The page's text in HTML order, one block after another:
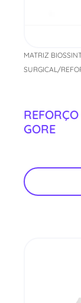
MATRIZ
SURGICAL/
GORE